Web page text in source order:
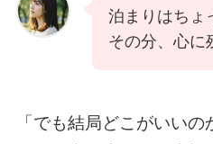
泊まりはちょ
その分、心に
「でも結局どこがいい